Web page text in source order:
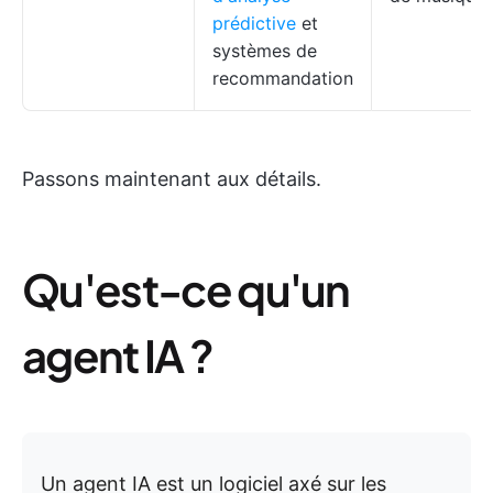
prédictive et
systèmes de
recommandation
Passons maintenant aux détails.
Qu'est-ce qu'un
agent IA ?
Un agent IA est un logiciel axé sur les